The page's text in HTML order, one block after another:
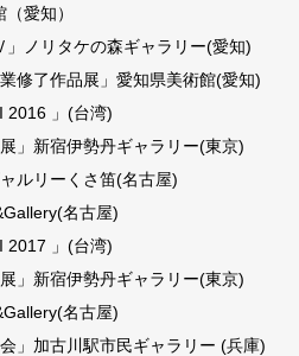
愛知）
ノリタケの森ギャラリー(愛知)
修了作品展」愛知県美術館(愛知)
2016 」(台湾)
」新宿伊勢丹ギャラリー(東京)
ルリーくさ笛(名古屋)
名古屋)
2017 」(台湾)
」新宿伊勢丹ギャラリー(東京)
名古屋)
」加古川駅市民ギャラリー (兵庫)